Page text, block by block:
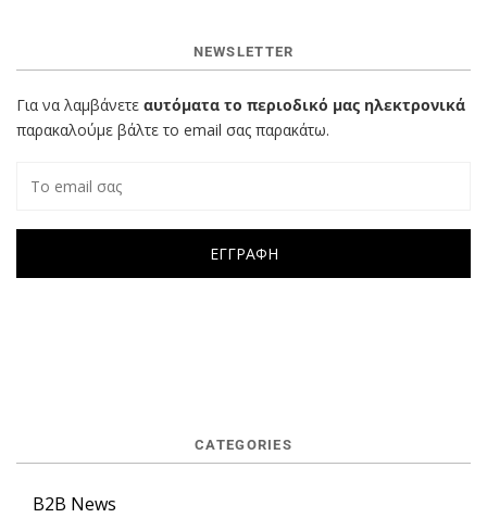
NEWSLETTER
Για να λαμβάνετε αυτόματα το περιοδικό μας ηλεκτρονικά
παρακαλούμε βάλτε το email σας παρακάτω.
CATEGORIES
B2B News